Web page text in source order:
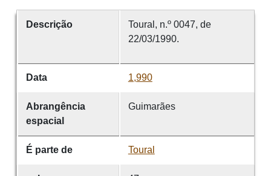
Descrição
Toural, n.º 0047, de
22/03/1990.
Data 1,990
Abrangência
espacial
Guimarães
É parte de Toural